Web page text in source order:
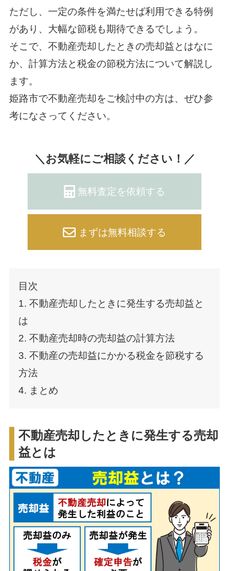
ただし、一定の条件を満たせば利用できる特例
があり、大幅な節税も期待できるでしょう。
そこで、不動産売却したときの売却益とはなに
か、計算方法と税金の節税方法について解説し
ます。
姫路市で不動産売却をご検討中の方は、ぜひ参
考になさってください。
＼お気軽にご相談ください！／
無料査定を依頼する
まずは無料相談する
目次
1. 不動産売却したときに発生する売却益と
は
2. 不動産売却時の売却益の計算方法
3. 不動産の売却益にかかる税金を節税する
方法
4. まとめ
不動産売却したときに発生する売却
益とは